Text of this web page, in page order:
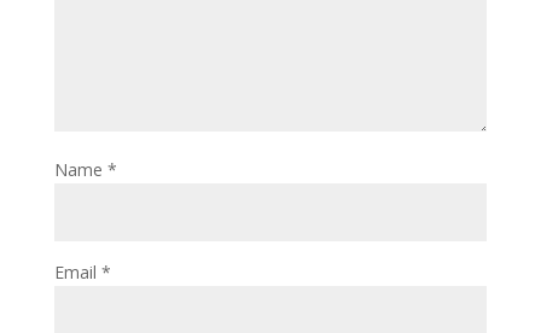
Name *
Email *